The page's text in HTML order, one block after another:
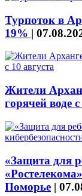
Турпоток в
19% |
Жители
горячей воде
«Защита для
Поморье |